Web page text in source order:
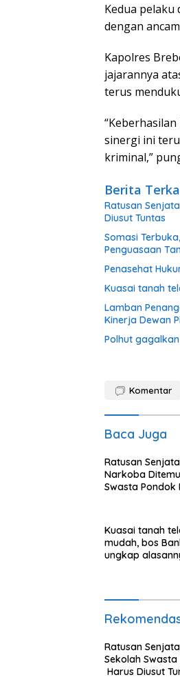
Kedua pelaku
dengan
Kapolres
jajarannya
terus
sinergi ini
kriminal,”
Berita
Ratusan
Diusut Tuntas
Somasi
Penguasaan
Penasehat
Kuasai tanah
Lamban
Kinerja Dewan
Polhut
Komentar
Baca Juga
Ratusan
Narkoba
Swasta Pondok
Kuasai tanah
mudah, bos
ungkap
Ratusan
Sekolah Swasta
Harus Diusut